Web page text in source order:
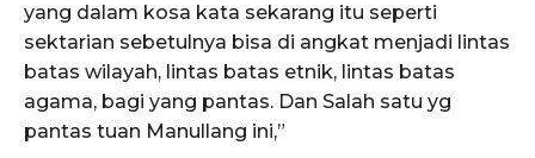
yang dalam kosa kata sekarang itu seperti
sektarian sebetulnya bisa di angkat menjadi lintas
batas wilayah, lintas batas etnik, lintas batas
agama, bagi yang pantas. Dan Salah satu yg
pantas tuan Manullang ini,”